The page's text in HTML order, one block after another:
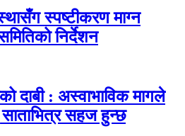
स्पष्टीकरण माग्न
निर्देशन
दाबी : अस्वाभाविक मागले
साताभित्र सहज हुन्छ